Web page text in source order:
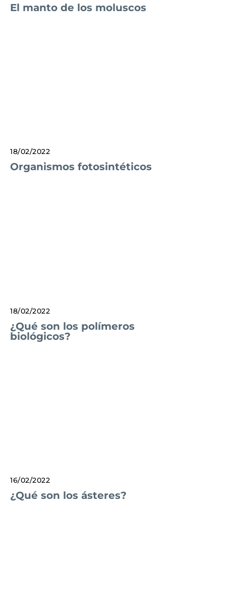
El manto de los moluscos
18/02/2022
Organismos fotosintéticos
18/02/2022
¿Qué son los polímeros
biológicos?
16/02/2022
¿Qué son los ásteres?